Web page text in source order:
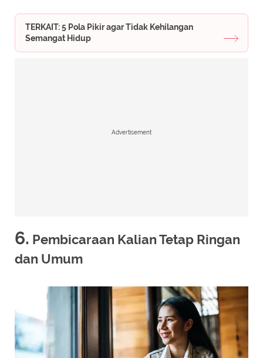
TERKAIT: 5 Pola Pikir agar Tidak Kehilangan
Semangat Hidup
Advertisement
6. Pembicaraan Kalian Tetap Ringan
dan Umum